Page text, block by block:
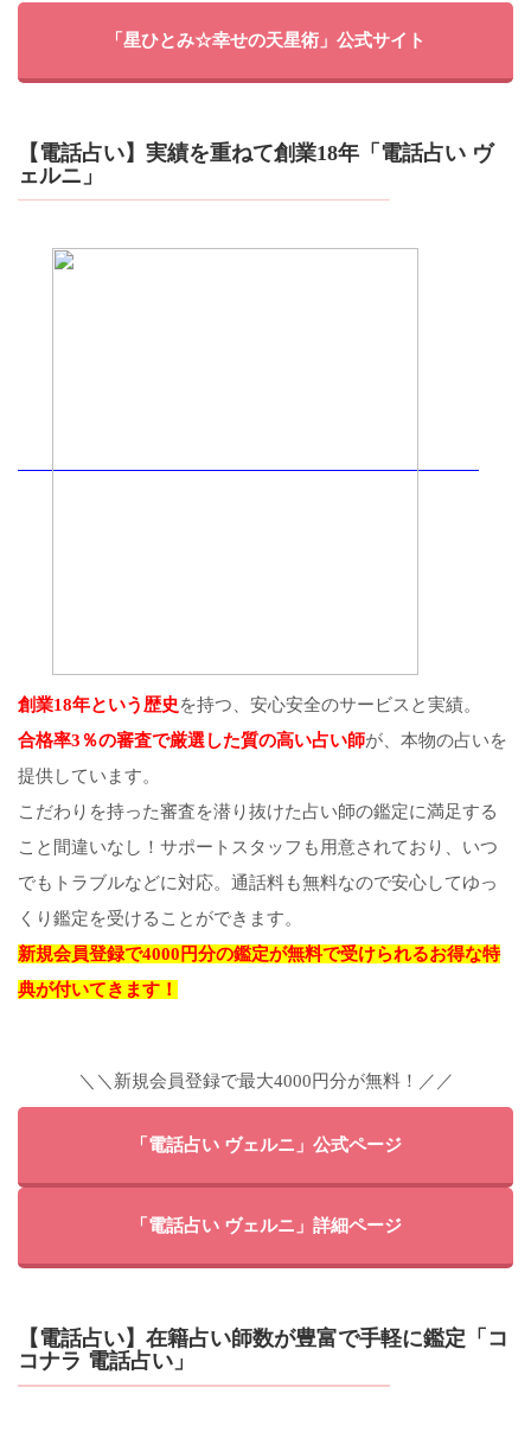
「星ひとみ☆幸せの天星術」公式サイト
【電話占い】実績を重ねて創業18年「電話占い ヴ
ェルニ」
創業18年という歴史を持つ、安心安全のサービスと実績。
合格率3％の審査で厳選した質の高い占い師が、本物の占いを
提供しています。
こだわりを持った審査を潜り抜けた占い師の鑑定に満足する
こと間違いなし！サポートスタッフも用意されており、いつ
でもトラブルなどに対応。通話料も無料なので安心してゆっ
くり鑑定を受けることができます。
新規会員登録で4000円分の鑑定が無料で受けられるお得な特
典が付いてきます！
＼＼新規会員登録で最大4000円分が無料！／／
「電話占い ヴェルニ」公式ページ
「電話占い ヴェルニ」詳細ページ
【電話占い】在籍占い師数が豊富で手軽に鑑定「コ
コナラ 電話占い」